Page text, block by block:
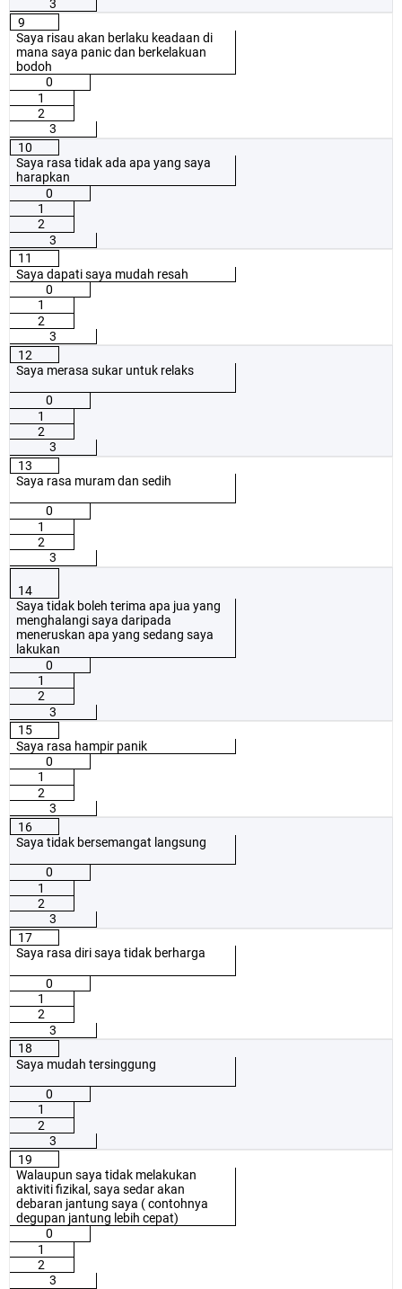
3
9
Saya risau akan berlaku keadaan di
mana saya panic dan berkelakuan
bodoh
0
1
2
3
10
Saya rasa tidak ada apa yang saya
harapkan
0
1
2
3
11
Saya dapati saya mudah resah
0
1
2
3
12
Saya merasa sukar untuk relaks
0
1
2
3
13
Saya rasa muram dan sedih
0
1
2
3
14
Saya tidak boleh terima apa jua yang
menghalangi saya daripada
meneruskan apa yang sedang saya
lakukan
0
1
2
3
15
Saya rasa hampir panik
0
1
2
3
16
Saya tidak bersemangat langsung
0
1
2
3
17
Saya rasa diri saya tidak berharga
0
1
2
3
18
Saya mudah tersinggung
0
1
2
3
19
Walaupun saya tidak melakukan
aktiviti fizikal, saya sedar akan
debaran jantung saya ( contohnya
degupan jantung lebih cepat)
0
1
2
3